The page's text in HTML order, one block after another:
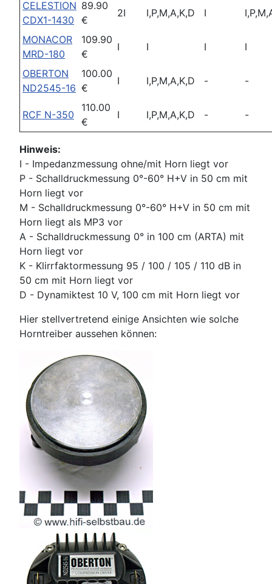
CELESTION
CDX1-1430
89.90
€
2I I,P,M,A,K,D I
MONACOR
MRD-180
109.90
€
I I I I
OBERTON
ND2545-16
100.00
€
I I,P,M,A,K,D - -
RCF N-350
110.00
€
I I,P,M,A,K,D - -
Hinweis:
I - Impedanzmessung ohne/mit Horn liegt vor
P - Schalldruckmessung 0°-60° H+V in 50 cm mit
Horn liegt vor
M - Schalldruckmessung 0°-60° H+V in 50 cm mit
Horn liegt als MP3 vor
A - Schalldruckmessung 0° in 100 cm (ARTA) mit
Horn liegt vor
K - Klirrfaktormessung 95 / 100 / 105 / 110 dB in
50 cm mit Horn liegt vor
D - Dynamiktest 10 V, 100 cm mit Horn liegt vor
Hier stellvertretend einige Ansichten wie solche
Horntreiber aussehen können: